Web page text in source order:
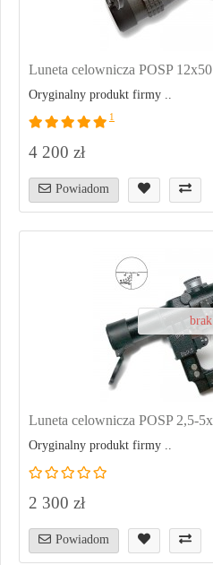
Luneta celownicza POSP
Oryginalny produkt firmy ..
1
4 200 zł
Powiadom
brak
Luneta celownicza POSP 2,5-
Oryginalny produkt firmy ..
2 300 zł
Powiadom